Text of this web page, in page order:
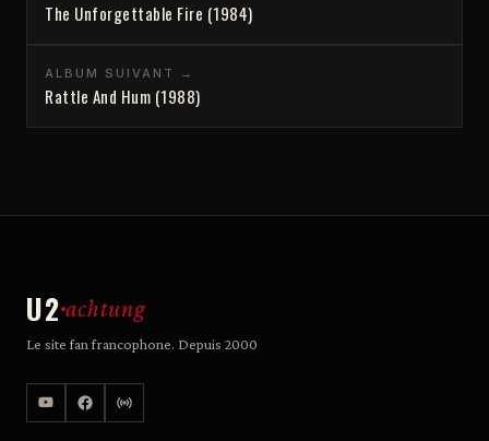
The Unforgettable Fire (1984)
ALBUM SUIVANT →
Rattle And Hum (1988)
U2 achtung
Le site fan francophone. Depuis 2000